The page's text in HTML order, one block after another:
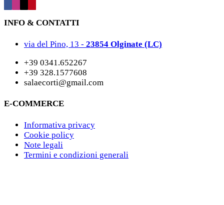
INFO & CONTATTI
via del Pino, 13 - 23854 Olginate (LC)
+39 0341.652267
+39 328.1577608
salaecorti@gmail.com
E-COMMERCE
Informativa privacy
Cookie policy
Note legali
Termini e condizioni generali